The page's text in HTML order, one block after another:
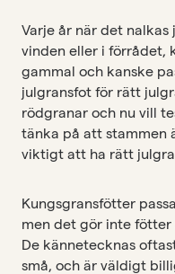
Varje år när det nalkas
vinden eller i förrådet,
gammal och kanske
julgransfot för rätt
rödgranar och nu vill
tänka på att stammen
viktigt att ha rätt
Kungsgransfötter
men det gör inte
De kännetecknas
små, och är väldigt